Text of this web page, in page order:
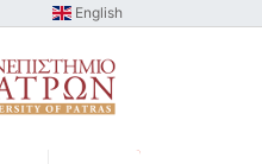
English